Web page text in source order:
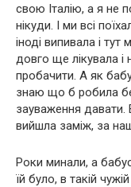
свою Італію, а я не
нікуди. І ми всі
іноді випивала і
довго ще лікувала і
пробачити. А як
знаю що б робила
зауваження
вийшла заміж, за
Роки минали, а
їй було, в такій